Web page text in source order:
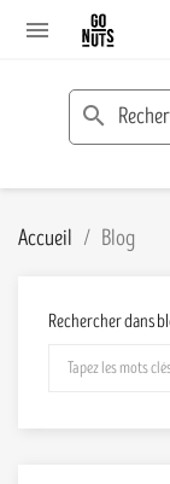

search
Accueil Blog
Rechercher dans